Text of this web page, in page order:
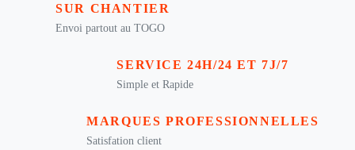
SUR CHANTIER
Envoi partout au TOGO
SERVICE 24H/24 ET 7J/7
Simple et Rapide
MARQUES PROFESSIONNELLES
Satisfation client